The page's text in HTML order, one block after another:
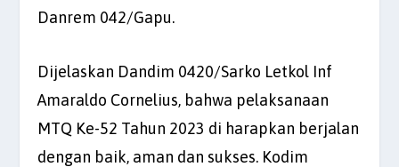
Danrem 042/Gapu.
Dijelaskan Dandim 0420/Sarko Letkol Inf
Amaraldo Cornelius, bahwa pelaksanaan
MTQ Ke-52 Tahun 2023 di harapkan berjalan
dengan baik, aman dan sukses. Kodim